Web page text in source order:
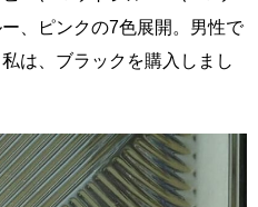
、ピンクの7色展開。男性で
は、ブラックを購入しまし